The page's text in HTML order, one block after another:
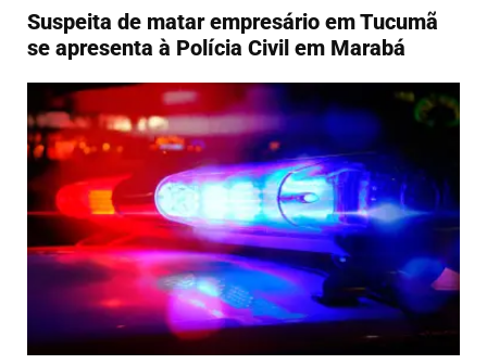
​Suspeita de matar empresário em Tucumã
se apresenta à Polícia Civil em Marabá